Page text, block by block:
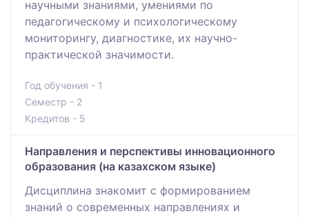
научными знаниями, умениями по
педагогическому и психологическому
мониторингу, диагностике, их научно-
практической значимости.
Год обучения - 1
Семестр - 2
Кредитов - 5
Направления и перспективы инновационного
образования (на казахском языке)
Дисциплина знакомит с формированием
знаний о современных направлениях и